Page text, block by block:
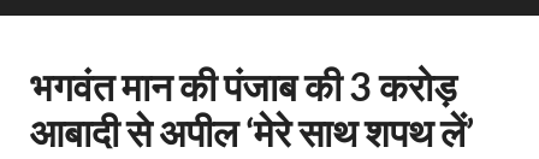
भगवंत मान की पंजाब की 3 करोड़
आबादी से अपील ‘मेरे साथ शपथ लें’